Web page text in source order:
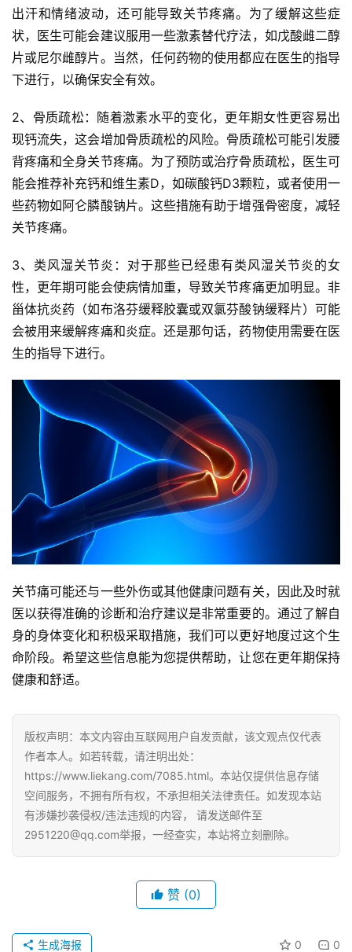
出汗和情绪波动，还可能导致关节疼痛。为了缓解这些症
状，医生可能会建议服用一些激素替代疗法，如戊酸雌二醇
片或尼尔雌醇片。当然，任何药物的使用都应在医生的指导
下进行，以确保安全有效。
2、骨质疏松：随着激素水平的变化，更年期女性更容易出
现钙流失，这会增加骨质疏松的风险。骨质疏松可能引发腰
背疼痛和全身关节疼痛。为了预防或治疗骨质疏松，医生可
能会推荐补充钙和维生素D，如碳酸钙D3颗粒，或者使用一
些药物如阿仑膦酸钠片。这些措施有助于增强骨密度，减轻
关节疼痛。
3、类风湿关节炎：对于那些已经患有类风湿关节炎的女
性，更年期可能会使病情加重，导致关节疼痛更加明显。非
甾体抗炎药（如布洛芬缓释胶囊或双氯芬酸钠缓释片）可能
会被用来缓解疼痛和炎症。还是那句话，药物使用需要在医
生的指导下进行。
关节痛可能还与一些外伤或其他健康问题有关，因此及时就
医以获得准确的诊断和治疗建议是非常重要的。通过了解自
身的身体变化和积极采取措施，我们可以更好地度过这个生
命阶段。希望这些信息能为您提供帮助，让您在更年期保持
健康和舒适。
版权声明：本文内容由互联网用户自发贡献，该文观点仅代表
作者本人。如若转载，请注明出处：
https://www.liekang.com/7085.html。本站仅提供信息存储
空间服务，不拥有所有权，不承担相关法律责任。如发现本站
有涉嫌抄袭侵权/违法违规的内容， 请发送邮件至
2951220@qq.com举报，一经查实，本站将立刻删除。
赞 (0)
0 0
生成海报